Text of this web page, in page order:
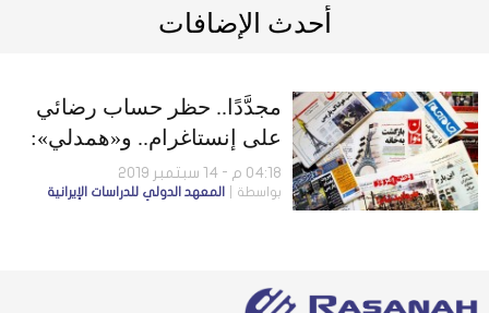
أحدث الإضافات
مجدَّدًا.. حظر حساب رضائي
على إنستاغرام.. و«همدلي»:
رسائل عزل بولتون ليست في
مصلحة طهران
04:18 م - 14 سبتمبر 2019
بواسطة المعهد الدولي للدراسات الإيرانية